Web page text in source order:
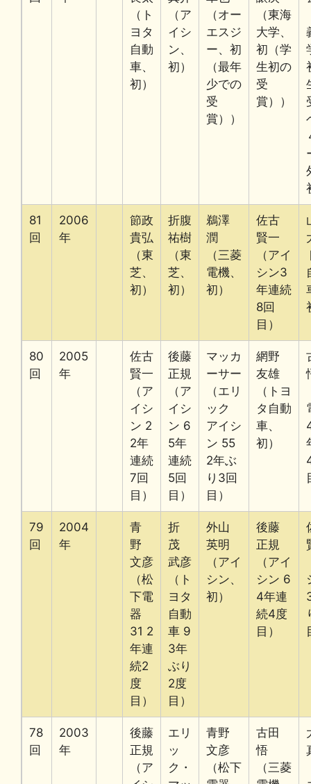
（ト
ヨタ
自動
車、
初）
（ア
イシ
ン、
初）
（オー
エスジ
ー、初
（最年
少での
受
賞））
（東海
大学、
初（学
生初の
受
賞））
81
回
2006
年
節政
貴弘
（東
芝、
初）
折腹
祐樹
（東
芝、
初）
鵜澤
潤
（三菱
電機、
初）
佐古
賢一
（アイ
シン3
年連続
8回
目）
80
回
2005
年
佐古
賢一
（ア
イシ
ン 2
2年
連続
7回
目）
後藤
正規
（ア
イシ
ン 6
5年
連続
5回
目）
マッカ
ーサー
（エリ
ック
アイシ
ン 55
2年ぶ
り3回
目）
網野
友雄
（トヨ
タ自動
車、
初）
79
回
2004
年
青
野
文彦
（松
下電
器
31 2
年連
続2
度
目）
折
茂
武彦
（ト
ヨタ
自動
車 9
3年
ぶり
2度
目）
外山
英明
（アイ
シン、
初）
後藤
正規
（アイ
シン 6
4年連
続4度
目）
78
回
2003
年
後藤
正規
（ア
エリ
ッ
ク・
青野
文彦
（松下
古田
悟
（三菱